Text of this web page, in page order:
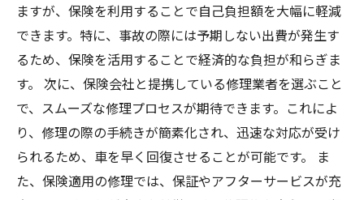
ますが、保険を利用することで自己負担額を大幅に軽減
できます。特に、事故の際には予期しない出費が発生す
るため、保険を活用することで経済的な負担が和らぎま
す。 次に、保険会社と提携している修理業者を選ぶこと
で、スムーズな修理プロセスが期待できます。これによ
り、修理の際の手続きが簡素化され、迅速な対応が受け
られるため、車を早く回復させることが可能です。 ま
た、保険適用の修理では、保証やアフターサービスが充